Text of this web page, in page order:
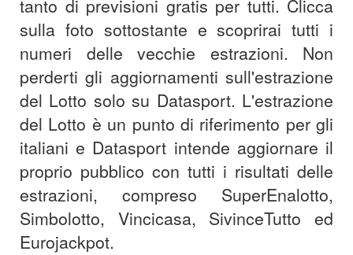
tanto di previsioni gratis per tutti. Clicca
sulla foto sottostante e scoprirai tutti i
numeri delle vecchie estrazioni. Non
perderti gli aggiornamenti sull'estrazione
del Lotto solo su Datasport. L'estrazione
del Lotto è un punto di riferimento per gli
italiani e Datasport intende aggiornare il
proprio pubblico con tutti i risultati delle
estrazioni, compreso SuperEnalotto,
Simbolotto, Vincicasa, SivinceTutto ed
Eurojackpot.